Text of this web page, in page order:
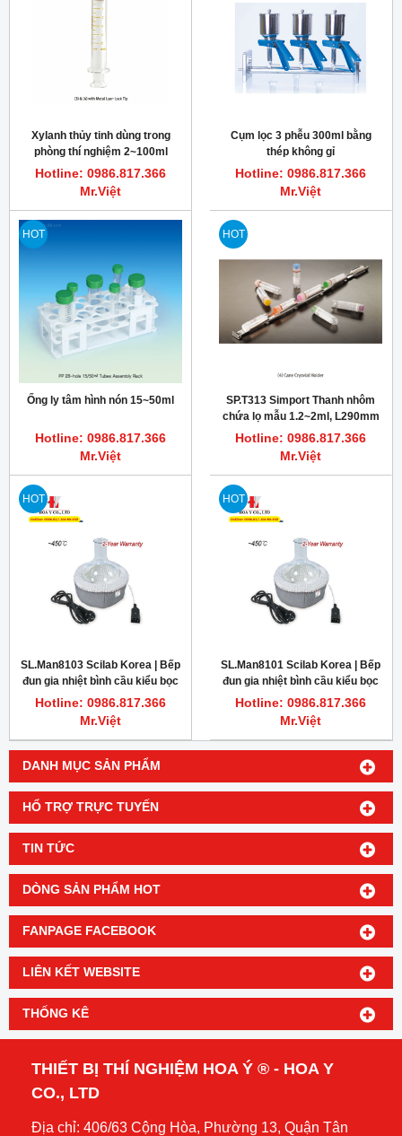
DANH MỤC SẢN PHẨM
HỔ TRỢ TRỰC TUYẾN
TIN TỨC
DÒNG SẢN PHẨM HOT
FANPAGE FACEBOOK
LIÊN KẾT WEBSITE
THỐNG KÊ
Xylanh thủy tinh dùng trong
phòng thí nghiệm 2~100ml
TRUTH
Hotline: 0986.817.366
Mr.Việt
Cụm lọc 3 phễu 300ml bằng
thép không gỉ
Hotline: 0986.817.366
Mr.Việt
HOT
Ống ly tâm hình nón 15~50ml
Hotline: 0986.817.366
Mr.Việt
HOT
SP.T313 Simport Thanh nhôm
chứa lọ mẫu 1.2~2ml, L290mm
Hotline: 0986.817.366
Mr.Việt
HOT
SL.Man8103 Scilab Korea | Bếp
đun gia nhiệt bình cầu kiểu bọc
vải 250ml
Hotline: 0986.817.366
Mr.Việt
HOT
SL.Man8101 Scilab Korea | Bếp
đun gia nhiệt bình cầu kiểu bọc
vải 50ml
Hotline: 0986.817.366
Mr.Việt
THIẾT BỊ THÍ NGHIỆM HOA Ý ® - HOA Y
CO., LTD
Địa chỉ: 406/63 Cộng Hòa, Phường 13, Quận Tân